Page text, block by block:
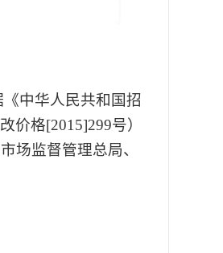
中华人民共和国招
价格[2015]299号）
场监督管理总局、